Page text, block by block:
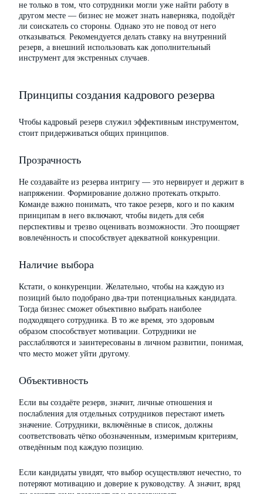
не только в том, что сотрудники могли уже найти работу в
другом месте — бизнес не может знать наверняка, подойдёт
ли соискатель со стороны. Однако это не повод от него
отказываться. Рекомендуется делать ставку на внутренний
резерв, а внешний использовать как дополнительный
инструмент для экстренных случаев.
Принципы создания кадрового резерва
Чтобы кадровый резерв служил эффективным инструментом,
стоит придерживаться общих принципов.
Прозрачность
Не создавайте из резерва интригу — это нервирует и держит в
напряжении. Формирование должно протекать открыто.
Команде важно понимать, что такое резерв, кого и по каким
принципам в него включают, чтобы видеть для себя
перспективы и трезво оценивать возможности. Это поощряет
вовлечённость и способствует адекватной конкуренции.
Наличие выбора
Кстати, о конкуренции. Желательно, чтобы на каждую из
позиций было подобрано два-три потенциальных кандидата.
Тогда бизнес сможет объективно выбрать наиболее
подходящего сотрудника. В то же время, это здоровым
образом способствует мотивации. Сотрудники не
расслабляются и заинтересованы в личном развитии, понимая,
что место может уйти другому.
Объективность
Если вы создаёте резерв, значит, личные отношения и
послабления для отдельных сотрудников перестают иметь
значение. Сотрудники, включённые в список, должны
соответствовать чётко обозначенным, измеримым критериям,
отведённым под каждую позицию.
Если кандидаты увидят, что выбор осуществляют нечестно, то
потеряют мотивацию и доверие к руководству. А значит, вряд